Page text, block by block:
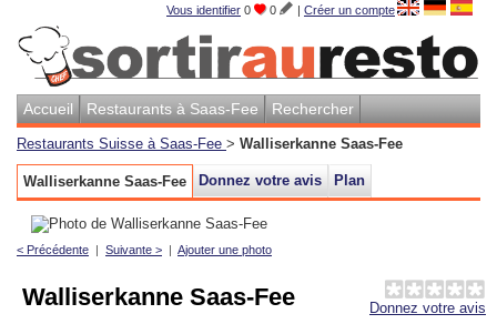
Vous identifier 0 0 | Créer un compte
Accueil Restaurants à Saas-Fee Rechercher
Restaurants Suisse à Saas-Fee > Walliserkanne Saas-Fee
Walliserkanne Saas-Fee Donnez votre avis Plan
< Précédente | Suivante > | Ajouter une photo
Donnez votre avis
Walliserkanne Saas-Fee